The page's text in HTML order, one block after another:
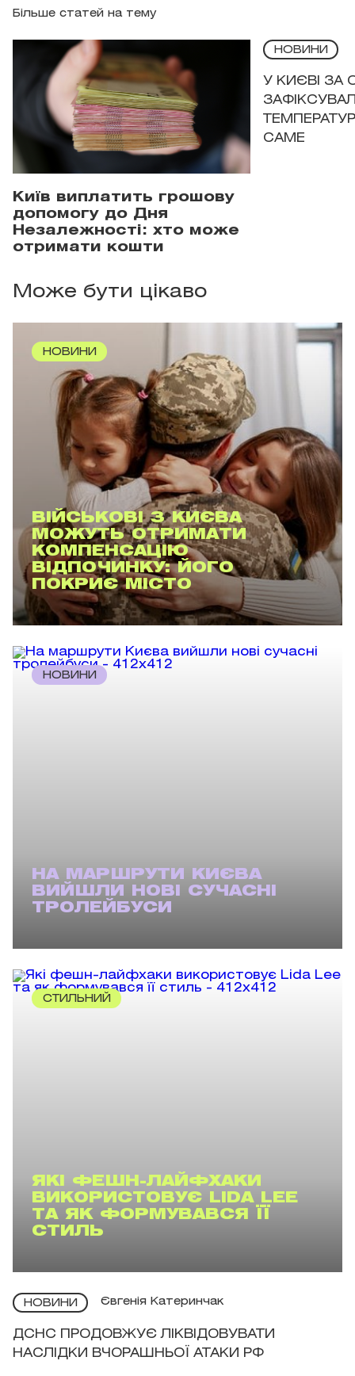
Більше статей на тему
Київ виплатить грошову
допомогу до Дня
Незалежності: хто може
отримати кошти
НОВИНИ
У КИЄВІ ЗА
САМЕ
Може бути цікаво
НОВИНИ
ВІЙСЬКОВІ З КИЄВА
МОЖУТЬ ОТРИМАТИ
КОМПЕНСАЦІЮ
ВІДПОЧИНКУ: ЙОГО
ПОКРИЄ МІСТО
НОВИНИ
НА МАРШРУТИ КИЄВА
ВИЙШЛИ НОВІ СУЧАСНІ
ТРОЛЕЙБУСИ
СТИЛЬНИЙ
ЯКІ ФЕШН-ЛАЙФХАКИ
ВИКОРИСТОВУЄ LIDA LEE
ТА ЯК ФОРМУВАВСЯ ЇЇ
СТИЛЬ
НОВИНИ Євгенія Катеринчак
ДСНС ПРОДОВЖУЄ ЛІКВІДОВУВАТИ
НАСЛІДКИ ВЧОРАШНЬОЇ АТАКИ РФ